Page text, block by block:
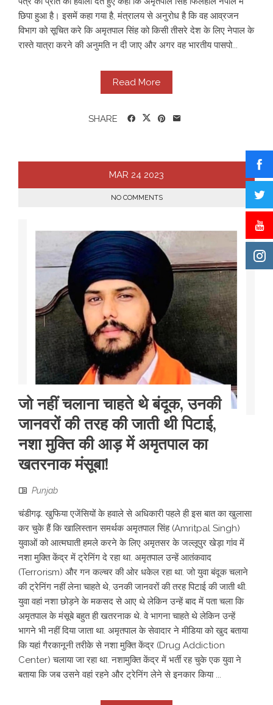
छिपा हुआ है। इसमें कहा गया है, मंत्रालय से अनुरोध है कि वह आव्रजन
विभाग को सूचित करे कि अमृतपाल सिंह को किसी तीसरे देश के लिए नेपाल के
रास्ते यात्रा करने की अनुमति न दी जाए और अगर वह भारतीय पासपो...
Read More
SHARE
MAR 24 2023
NO COMMENTS
जो नहीं चलाना चाहते थे बंदूक, उनकी
जानवरों की तरह की जाती थी पिटाई,
नशा मुक्ति की आड़ में अमृतपाल का
खतरनाक मंसूबा!
Punjab
चंडीगढ़. खुफिया एजेंसियों के हवाले से अधिकारी पहले ही इस बात का खुलासा
कर चुके हैं कि खालिस्तान समर्थक अमृतपाल सिंह (Amritpal Singh)
युवाओं को आत्मघाती हमले करने के लिए अमृतसर के जल्लूपुर खेड़ा गांव में
नशा मुक्ति केंद्र में ट्रेनिंग दे रहा था. अमृतपाल उन्हें आतंकवाद
(Terrorism) और गन कल्चर की ओर धकेल रहा था. जो युवा बंदूक चलाने
की ट्रेनिंग नहीं लेना चाहते थे, उनकी जानवरों की तरह पिटाई की जाती थी.
युवा वहां नशा छोड़ने के मकसद से आए थे लेकिन उन्हें बाद में पता चला कि
अमृतपाल के मंसूबे बहुत ही खतरनाक थे. वे भागना चाहते थे लेकिन उन्हें
भागने भी नहीं दिया जाता था. अमृतपाल के सेवादार ने मीडिया को खुद बताया
कि यहां गैरकानूनी तरीके से नशा मुक्ति केंद्र (Drug Addiction
Center) चलाया जा रहा था. नशामुक्ति केंद्र में भर्ती रह चुके एक युवा ने
बताया कि जब उसने वहां रहने और ट्रेनिंग लेने से इनकार किया ...